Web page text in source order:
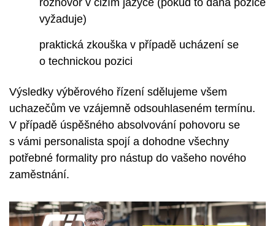
rozhovor v cizím jazyce (pokud to daná pozice
vyžaduje)
praktická zkouška v případě ucházení se
o technickou pozici
Výsledky výběrového řízení sdělujeme všem
uchazečům ve vzájemně odsouhlaseném termínu.
V případě úspěšného absolvování pohovoru se
s vámi personalista spojí a dohodne všechny
potřebné formality pro nástup do vašeho nového
zaměstnání.